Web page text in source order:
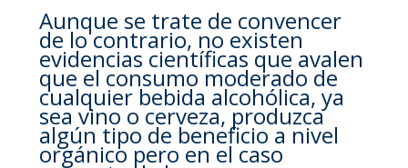
Aunque se trate de convencer
de lo contrario, no existen
evidencias científicas que avalen
que el consumo moderado de
cualquier bebida alcohólica, ya
sea vino o cerveza, produzca
algún tipo de beneficio a nivel
orgánico pero en el caso